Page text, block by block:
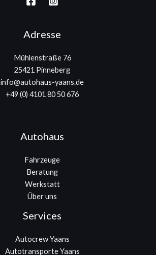
Adresse
Mühlenstraße 76
25421 Pinneberg
info@autohaus-yaans.de
+49 (0) 4101 80 50 676
Autohaus
Fahrzeuge
Beratung
Werkstatt
Über uns
Services
Autocrew Yaans
Autotransporte Yaans